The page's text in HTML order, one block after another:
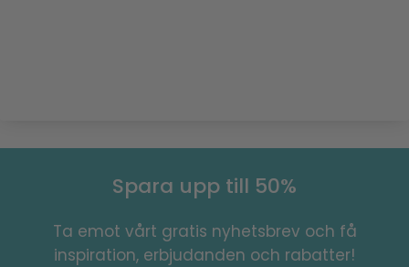
Spara upp till 50%
Ta emot vårt gratis nyhetsbrev och få
inspiration, erbjudanden och rabatter!